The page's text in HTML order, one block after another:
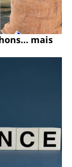
mais